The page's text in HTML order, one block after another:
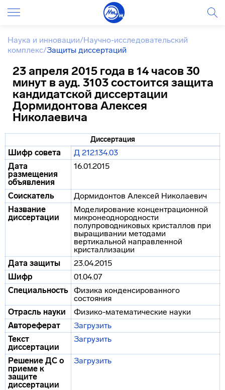
Наука и инновации/Научно-исследовательский
комплекс/Защиты диссертаций
23 апреля 2015 года в 14 часов 30
минут в ауд. 3103 состоится защита
кандидатской диссертации
Дормидонтова Алексея
Николаевича
Диссертация
Шифр совета
Д 212.134.03
Дата
размещения
объявления
16.01.2015
Соискатель
Дормидонтов Алексей Николаевич
Название
диссертации
Моделирование концентрационной
микронеоднородности
полупроводниковых кристаллов при
выращивании методами
вертикальной направленной
кристаллизации
Дата защиты
23.04.2015
Шифр
01.04.07
Специальность Физика конденсированного
состояния
Отрасль науки
Физико-математические науки
Автореферат
Загрузить
Текст
диссертации
Загрузить
Решение ДС о
приеме к
защите
диссертации
Загрузить